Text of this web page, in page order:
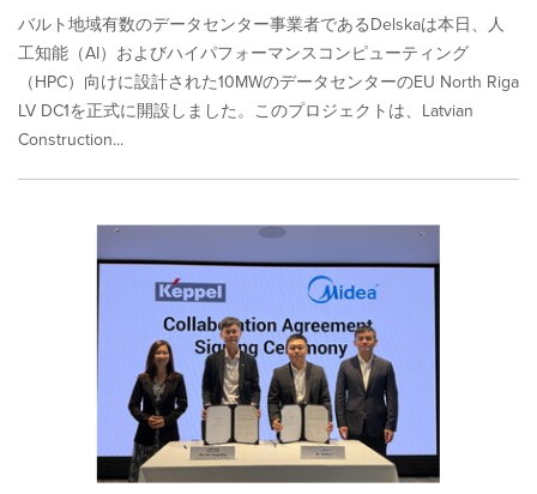
バルト地域有数のデータセンター事業者であるDelskaは本日、人
工知能（AI）およびハイパフォーマンスコンピューティング
（HPC）向けに設計された10MWのデータセンターのEU North Riga
LV DC1を正式に開設しました。このプロジェクトは、Latvian
Construction...